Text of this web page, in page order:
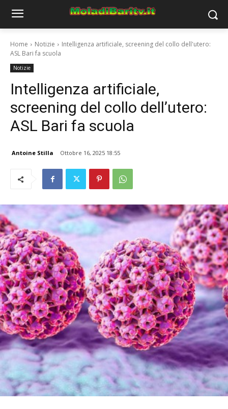
Home Notizie
Intelligenza artificiale, screening del collo dell'utero:
ASL Bari fa scuola
Notizie
Intelligenza artificiale,
screening del collo dell’utero:
ASL Bari fa scuola
Antoine Stilla Ottobre 16, 2025 18:55